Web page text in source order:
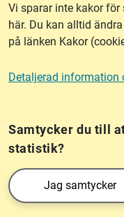
Vi sparar inte kakor
här. Du kan alltid
på länken Kakor
Detaljerad information
Samtycker du till
statistik?
Jag samtycker
Tillgänglighet
Other languages
Kakor (cookies)
Lantmäteriet är den
också att registrera och säkra